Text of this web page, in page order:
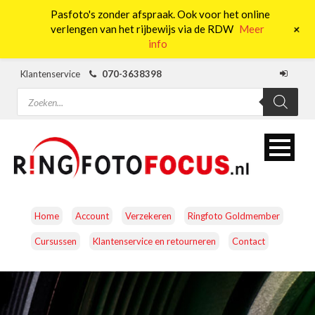
Klantenservice
070-3638398
Producten
zoeken
Home Account Verzekeren Ringfoto Goldmember
Cursussen Klantenservice en retourneren Contact
CAMERA’S OBJECTIEVEN ACCESSOIRES
Pasfoto's zonder afspraak. Ook voor het online
verlengen van het rijbewijs via de RDW Meer
info
+